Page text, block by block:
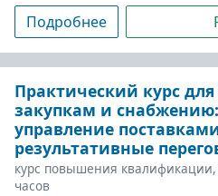
Подробнее
Практический курс
закупкам и
управление
результативные
курс повышения квалификации,
часов